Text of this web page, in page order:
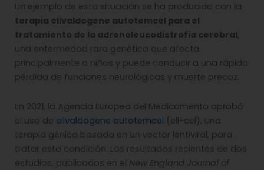
Un ejemplo de esta situación se ha producido con la
terapia elivaldogene autotemcel para el
tratamiento de la adrenoleucodistrofia cerebral,
una enfermedad rara genética que afecta
principalmente a niños y puede conducir a una rápida
pérdida de funciones neurológicas y muerte precoz.
En 2021, la Agencia Europea del Medicamento aprobó
el uso de elivaldogene autotemcel (eli-cel), una
terapia génica basada en un vector lentiviral, para
tratar esta condición. Los resultados recientes de dos
estudios, publicados en el New England Journal of